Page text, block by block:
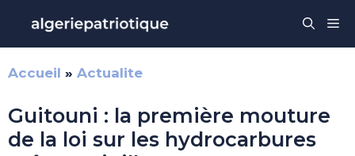
contenu
Accueil » Actualite
Guitouni : la première mouture
de la loi sur les hydrocarbures